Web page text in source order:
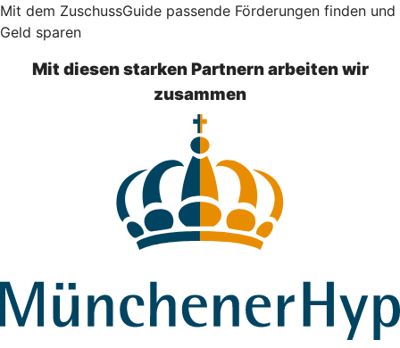
Mit dem ZuschussGuide passende Förderungen finden und
Geld sparen
Mit diesen starken Partnern arbeiten wir
zusammen